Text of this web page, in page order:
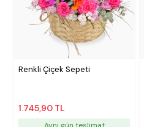
Renkli Çiçek Sepeti
1.745,90 TL